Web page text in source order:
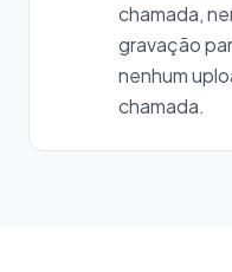
chamada,
gravação
nenhum
chamada.